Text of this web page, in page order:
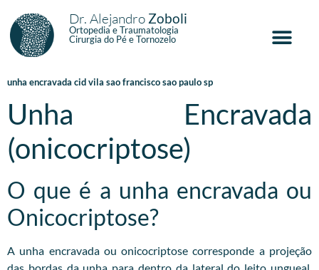
Dr. Alejandro Zoboli
Ortopedia e Traumatologia
Cirurgia do Pé e Tornozelo
unha encravada cid vila sao francisco sao paulo sp
Unha Encravada
(onicocriptose)
O que é a unha encravada ou
Onicocriptose?
A unha encravada ou onicocriptose corresponde a projeção